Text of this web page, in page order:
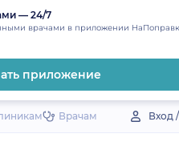
to
content
— 24/7
врачами в приложении
приложение
Врачам Вход